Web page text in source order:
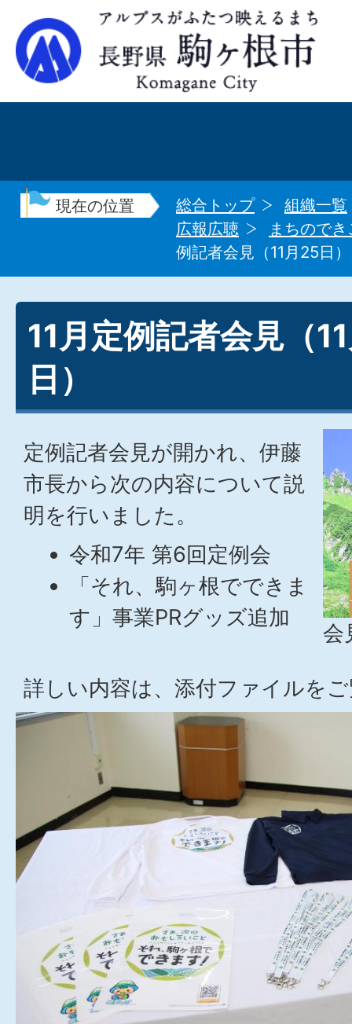
現在の位置 総合トップ
組織一覧
広報広聴
まちのでき
例記者会見（11月25日）
11月定例記者会見（
日）
会
定例記者会見が開かれ、伊藤
市長から次の内容について説
明を行いました。
令和7年 第6回定例会
「それ、駒ヶ根でできま
す」事業PRグッズ追加
詳しい内容は、添付ファイルを